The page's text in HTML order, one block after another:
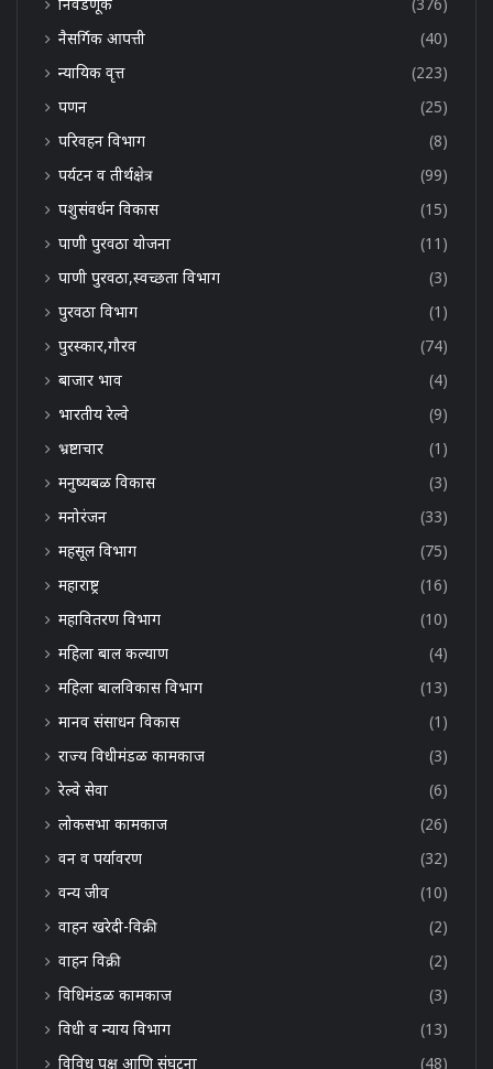
नैसर्गिक आपत्ती
(40)
न्यायिक वृत्त
(223)
पणन
(25)
परिवहन विभाग
(8)
पर्यटन व तीर्थक्षेत्र
(99)
पशुसंवर्धन विकास
(15)
पाणी पुरवठा योजना
(11)
पाणी पुरवठा,स्वच्छता विभाग
(3)
पुरवठा विभाग
(1)
पुरस्कार,गौरव
(74)
बाजार भाव
(4)
भारतीय रेल्वे
(9)
भ्रष्टाचार
(1)
मनुष्यबळ विकास
(3)
मनोरंजन
(33)
महसूल विभाग
(75)
महाराष्ट्र
(16)
महावितरण विभाग
(10)
महिला बाल कल्याण
(4)
महिला बालविकास विभाग
(13)
मानव संसाधन विकास
(1)
राज्य विधीमंडळ कामकाज
(3)
रेल्वे सेवा
(6)
लोकसभा कामकाज
(26)
वन व पर्यावरण
(32)
वन्य जीव
(10)
वाहन खरेदी-विक्री
(2)
वाहन विक्री
(2)
विधिमंडळ कामकाज
(3)
विधी व न्याय विभाग
(13)
विविध पक्ष आणि संघटना
(48)